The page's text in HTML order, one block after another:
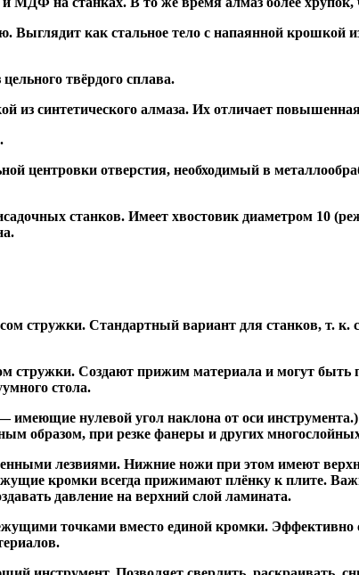
Выглядит как стальное тело с напаянной крошкой
твёрдого сплава.
из синтетического алмаза. Их отличает
центровки отверстия, необходимый в
станков. Имеет хвостовик диаметром 10
стружки. Стандартный вариант для станков, т. к.
Создают прижим материала и могут быть
стола.
нулевой угол наклона от оси инструмента.)
образом, при резке фанеры и других
лезвиями. Нижние ножи при этом имеют
кромки всегда прижимают плёнку к плите.
давление на верхний слой ламината.
точками вместо единой кромки. Эффективно